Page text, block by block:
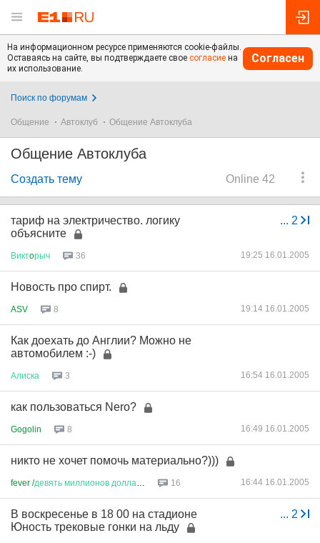
На информационном ресурсе применяются cookie-файлы.
Оставаясь на сайте, вы подтверждаете свое согласие на
их использование.
Согласен
Поиск по форумам
Общение Автоклуб Общение Автоклуба
Общение Автоклуба
Online 42
Создать тему
... 2
тариф на электричество. логику
объясните
Виктoрыч 36 19:25 16.01.2005
Новость про спирт.
ASV 8 19:14 16.01.2005
Как доехать до Англии? Можно не
автомобилем :-)
Алиска 3 16:54 16.01.2005
как пользоваться Nero?
Gogolin 8 16:49 16.01.2005
никто не хочет помочь материально?)))
fever /девять миллионов доллар 16 16:44 16.01.2005
... 2
В воскресенье в 18 00 на стадионе
Юность трековые гонки на льду